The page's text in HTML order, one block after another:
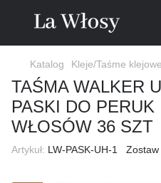
Katalog Kleje/Taśme
TAŚMA WALKER
PASKI DO
WŁOSÓW 36 SZT
Artykuł: LW-PASK-UH-1